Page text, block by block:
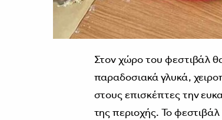
Στον χώρο του φεστιβάλ
παραδοσιακά γλυκά,
στους επισκέπτες την
της περιοχής. Το